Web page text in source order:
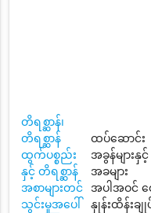
တိရစ္ဆာန်၊
တိရစ္ဆာန်
ထွက်ပစ္စည်း
နှင့် တိရစ္ဆာန်
အစာများတင်
သွင်းမှုအပေါ်
ထပ်ဆောင်း
အခွန်များနှင့်
အခများ
အပါအဝင် စျ
နှုန်းထိန်းချု